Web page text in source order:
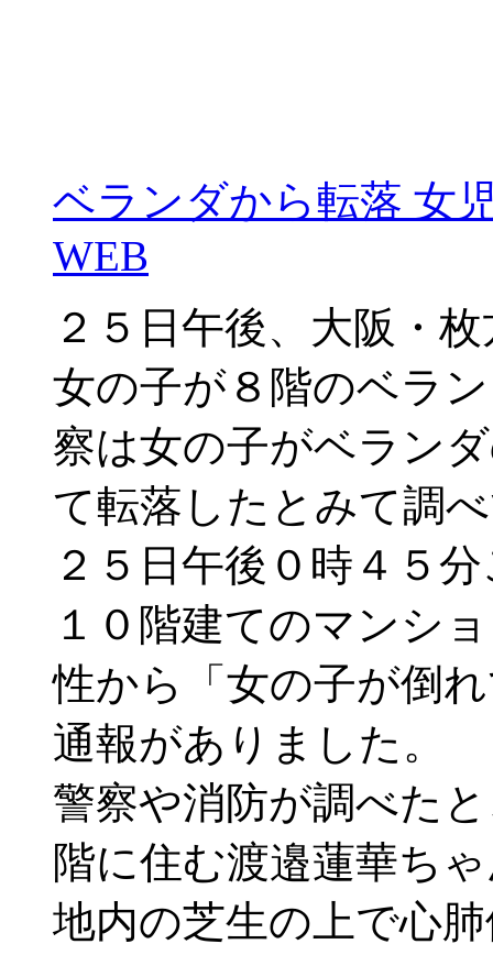
ベランダから転落 女
WEB
２５日午後、大阪・
女の子が８階のベラ
察は女の子がベラン
て転落したとみて調
２５日午後０時４５
１０階建てのマンシ
性から「女の子が倒
通報がありました。
警察や消防が調べた
階に住む渡邉蓮華ち
地内の芝生の上で心